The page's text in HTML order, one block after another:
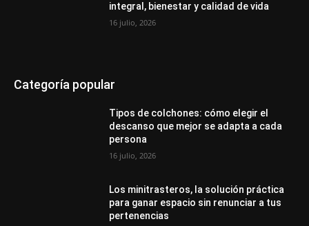
integral, bienestar y calidad de vida
16 julio, 2026
Categoría popular
Tipos de colchones: cómo elegir el
descanso que mejor se adapta a cada
persona
16 julio, 2026
Los minitrasteros, la solución práctica
para ganar espacio sin renunciar a tus
pertenencias